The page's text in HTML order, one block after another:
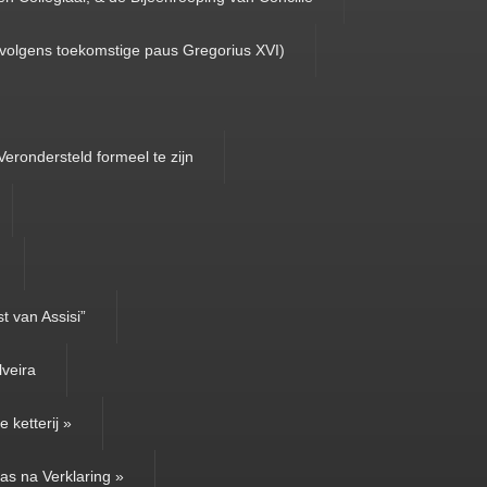
toekomstige paus Gregorius XVI)
formeel te zijn
van Assisi”
ketterij »
na Verklaring »